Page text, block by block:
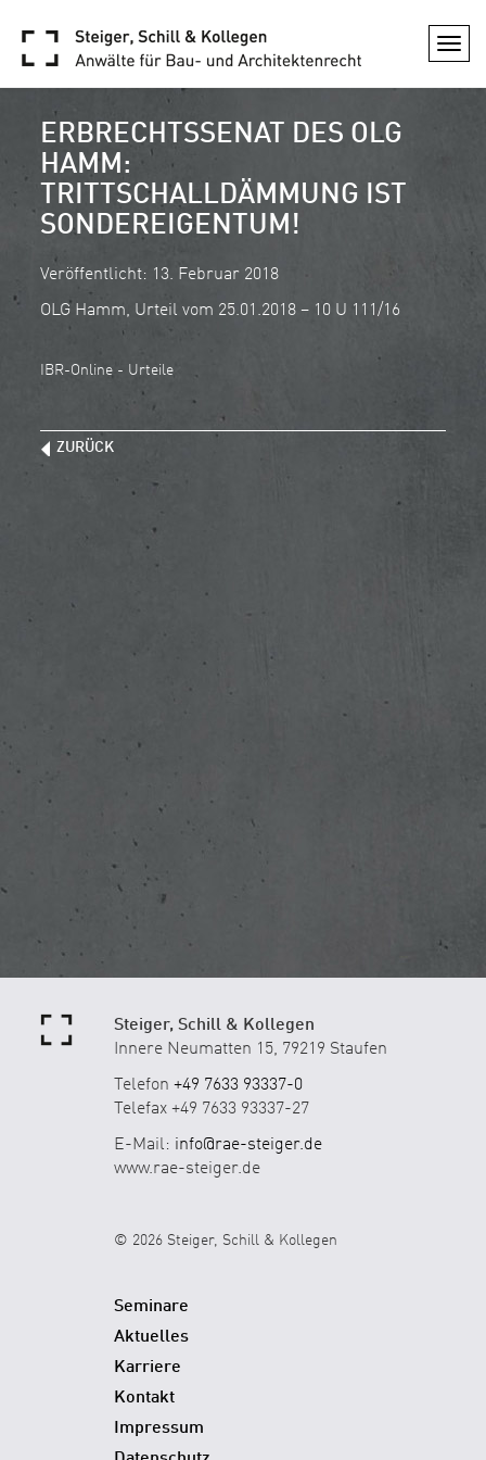
ERBRECHTSSENAT DES OLG
HAMM:
TRITTSCHALLDÄMMUNG IST
SONDEREIGENTUM!
Veröffentlicht: 13. Februar 2018
OLG Hamm, Urteil vom 25.01.2018 – 10 U 111/16
IBR-Online - Urteile
ZURÜCK
Steiger, Schill & Kollegen
Innere Neumatten 15, 79219 Staufen
Telefon +49 7633 93337-0
Telefax +49 7633 93337-27
E-Mail: info@rae-steiger.de
www.rae-steiger.de
© 2026 Steiger, Schill & Kollegen
Seminare
Aktuelles
Karriere
Kontakt
Impressum